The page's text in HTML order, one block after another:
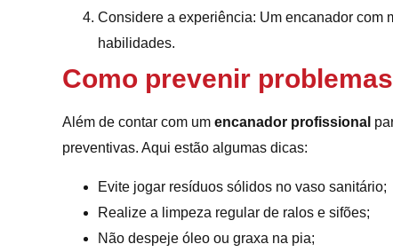
Considere a experiência: Um encanador com
habilidades.
Como prevenir
Além de contar com um encanador profissional
preventivas. Aqui estão algumas dicas:
Evite jogar resíduos sólidos no vaso sanitário;
Realize a limpeza regular de ralos e sifões;
Não despeje óleo ou graxa na pia;